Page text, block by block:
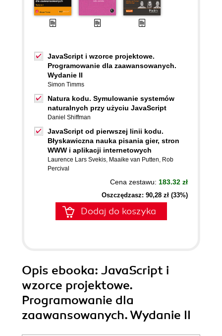
JavaScript i wzorce projektowe.
Programowanie dla zaawansowanych.
Wydanie II
Simon Timms
Natura kodu. Symulowanie systemów
naturalnych przy użyciu JavaScript
Daniel Shiffman
JavaScript od pierwszej linii kodu.
Błyskawiczna nauka pisania gier, stron
WWW i aplikacji internetowych
Laurence Lars Svekis, Maaike van Putten, Rob
Percival
Cena zestawu: 183.32 zł
Oszczędzasz: 90,28 zł (33%)
Dodaj do koszyka
Opis ebooka: JavaScript i
wzorce projektowe.
Programowanie dla
zaawansowanych. Wydanie II